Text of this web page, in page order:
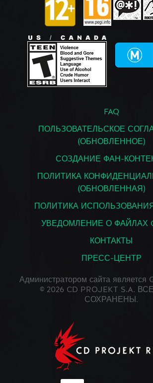
FAQ
ПОЛЬЗОВАТЕЛЬСКОЕ
(ОБНОВЛЕННОЕ)
СОЗДАНИЕ ФАН-
ПОЛИТИКА
(ОБНОВЛЕННАЯ)
ПОЛИТИКА ИСПОЛЬЗОВАНИЯ
УВЕДОМЛЕНИЕ О ФАЙЛАХ
КОНТАКТЫ
ПРЕСС-ЦЕНТР
Администратором сайта является
© 2026 CD PROJEKT S.A.
СОХРАНЕНЫ.